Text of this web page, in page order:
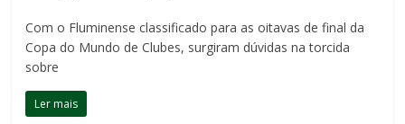
Com o Fluminense classificado para as oitavas de final da
Copa do Mundo de Clubes, surgiram dúvidas na torcida
sobre
Ler mais